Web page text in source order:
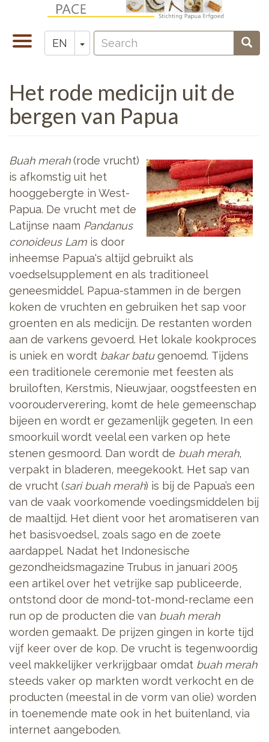
mainToggle
navigation
EN Toggle Dropdown
Zoeken
Search
Het rode medicijn uit de
bergen van Papua
Buah merah(rode vrucht)
is afkomstig uit het
hooggebergte in West-
Papua. De vrucht met de
Latijnse naam Pandanus
conoideus Lam is door
inheemse Papua's altijd gebruikt als
voedselsupplement en als traditioneel
geneesmiddel. Papua-stammen in de bergen
koken de vruchten en gebruiken het sap voor
groenten en als medicijn. De restanten worden
aan de varkens gevoerd. Het lokale kookproces
is uniek en wordt bakar batugenoemd. Tijdens
een traditionele ceremonie met feesten als
bruiloften, Kerstmis, Nieuwjaar, oogstfeesten en
voorouderverering, komt de hele gemeenschap
bijeen en wordt er gezamenlijk gegeten. In een
smoorkuil wordt veelal een varken op hete
stenen gesmoord. Dan wordt de buah merah,
verpakt in bladeren, meegekookt. Het sap van
de vrucht (sari buah merah) is bij de Papua’s een
van de vaak voorkomende voedingsmiddelen bij
de maaltijd. Het dient voor het aromatiseren van
het basisvoedsel, zoals sago en de zoete
aardappel. Nadat het Indonesische
gezondheidsmagazine Trubus in januari 2005
een artikel over het vetrijke sap publiceerde,
ontstond door de mond-tot-mond-reclame een
run op de producten die van buah merah
worden gemaakt. De prijzen gingen in korte tijd
vijf keer over de kop. De vrucht is tegenwoordig
veel makkelijker verkrijgbaar omdat buah merah
steeds vaker op markten wordt verkocht en de
producten (meestal in de vorm van olie) worden
in toenemende mate ook in het buitenland, via
internet aangeboden.